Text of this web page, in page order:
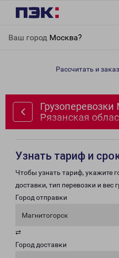
Ваш город Москва?
Рязанская область
Рассчитать и
Грузоперевозки
Рязанская
Узнать тариф и
Чтобы узнать тариф, укажите
доставки, тип перевозки и вес
Город отправки
Магнитогорск
⇄
Город доставки